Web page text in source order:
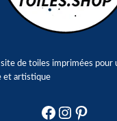
site de toiles imprimées pour
et artistique
Facebook